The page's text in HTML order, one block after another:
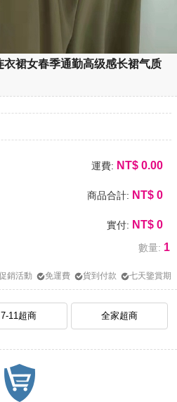
裙女春季通勤高级感长裙气质
運費: NT$ 0.00
商品合計: NT$ 0
實付: NT$ 0
數量: 1
銷活動 免運費 貨到付款 七天鑒賞期
7-11超商 全家超商